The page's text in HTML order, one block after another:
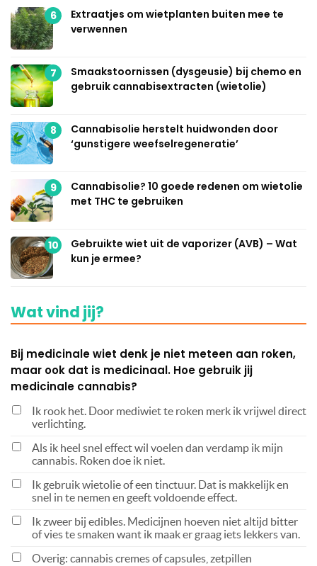
6
Extraatjes om wietplanten buiten mee te
verwennen
7
Smaakstoornissen (dysgeusie) bij chemo en
gebruik cannabisextracten (wietolie)
8
Cannabisolie herstelt huidwonden door
‘gunstigere weefselregeneratie’
9
Cannabisolie? 10 goede redenen om wietolie
met THC te gebruiken
10
Gebruikte wiet uit de vaporizer (AVB) – Wat
kun je ermee?
Wat vind jij?
Bij medicinale wiet denk je niet meteen aan roken,
maar ook dat is medicinaal. Hoe gebruik jij
medicinale cannabis?
Ik rook het. Door mediwiet te roken merk ik vrijwel direct
verlichting.
Als ik heel snel effect wil voelen dan verdamp ik mijn
cannabis. Roken doe ik niet.
Ik gebruik wietolie of een tinctuur. Dat is makkelijk en
snel in te nemen en geeft voldoende effect.
Ik zweer bij edibles. Medicijnen hoeven niet altijd bitter
of vies te smaken want ik maak er graag iets lekkers van.
Overig: cannabis cremes of capsules, zetpillen